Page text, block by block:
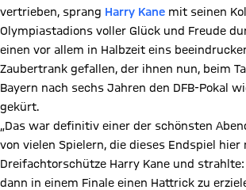
vertrieben, sprang Harry Kane mit seinen
Olympiastadions voller Glück und Freude
einen vor allem in Halbzeit eins
Zaubertrank gefallen, der ihnen nun, beim
Bayern nach sechs Jahren den DFB-Pokal
gekürt.
„Das war definitiv einer der schönsten
von vielen Spielern, die dieses Endspiel
Dreifachtorschütze Harry Kane und
dann in einem Finale einen Hattrick zu